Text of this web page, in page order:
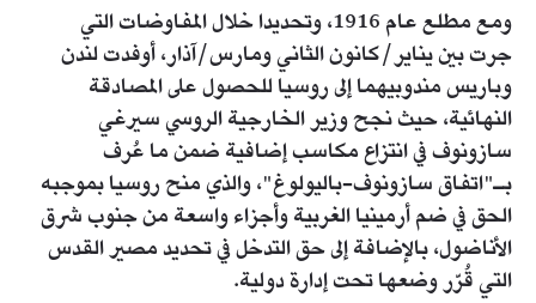
ومع مطلع عام 1916، وتحديدا خلال المفاوضات التي
جرت بين يناير/كانون الثاني ومارس/آذار، أوفدت لندن
وباريس مندوبيهما إلى روسيا للحصول على المصادقة
النهائية، حيث نجح وزير الخارجية الروسي سيرغي
سازونوف في انتزاع مكاسب إضافية ضمن ما عُرف
بـ"اتفاق سازونوف-باليولوغ"، والذي منح روسيا بموجبه
الحق في ضم أرمينيا الغربية وأجزاء واسعة من جنوب شرق
الأناضول، بالإضافة إلى حق التدخل في تحديد مصير القدس
التي قُرّر وضعها تحت إدارة دولية.